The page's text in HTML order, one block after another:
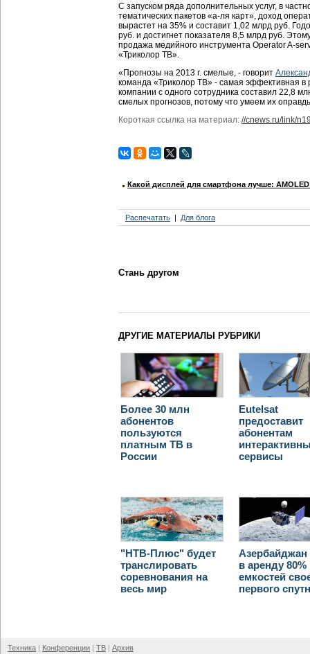
С запуском ряда дополнительных услуг, в
тематических пакетов «а-ля карт», доход
вырастет на 35% и составит 1,02 млрд руб.
руб. и достигнет показателя 8,5 млрд руб.
продажа медийного инструмента Operator A-
«Триколор ТВ».
«Прогнозы на 2013 г. смелые, - говорит
команда «Триколор ТВ» - самая эффективная в
компании с одного сотрудника составил 22,8
смелых прогнозов, потому что умеем их
Короткая ссылка на материал: //cnews.ru/link/
Какой дисплей для смартфона лучше:
Распечатать Для блога
Стань другом
ДРУГИЕ МАТЕРИАЛЫ РУБРИКИ
Более 30 млн
абонентов
пользуются
платным ТВ в
России
Eutelsat
предоставит
абонентам
сервисы
"НТВ-Плюс" будет
транслировать
соревнования на
весь мир
Азербайджан
в аренду 80%
емкостей
первого
Техника Конференции ТВ Архив